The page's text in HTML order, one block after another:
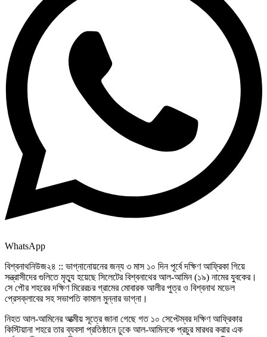
WhatsApp
বিশ্বনাথনিউজ২৪ :: ভাগ্নানোয়নের জন্য ৩ মাস ১০ দিন পূর্বে দক্ষিণ আফ্রিকা গিয়ে
সন্ত্রাসীদের গুলিতে মৃত্যু হয়েছে সিলেটের বিশ্বনাথের আল-আমিন (১৯) নামের যুবকের।
সে পৌর শহরের দক্ষিণ মিরেরচর গ্রামের মোবারক আলীর পুত্র ও বিশ্বনাথ মডেল
প্রেসক্লাবের সহ সভাপতি কামাল মুন্নার ভাগ্না।
নিহত আল-আমিনের আত্মীয় সূত্রে জানা গেছে গত ১০ সেপ্টেম্বর দক্ষিণ আফ্রিকার
কিস্টিয়ানা শহরে তার ব্যবসা প্রতিষ্ঠানে ঢুকে আল-আমিনকে প্রচুর মারধর করার এক